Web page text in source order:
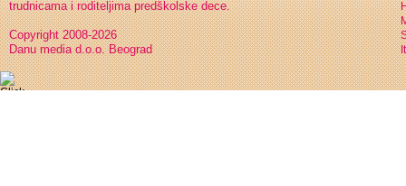
trudnicama i roditeljima predškolske dece.
Copyright 2008-2026
Danu media d.o.o. Beograd